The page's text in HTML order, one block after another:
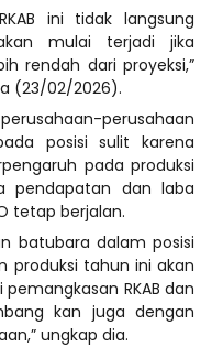
ini tidak langsung
mulai terjadi jika
rendah dari proyeksi,”
(23/02/2026).
perusahaan
posisi sulit karena
pada produksi
pendapatan dan laba
tetap berjalan.
batubara dalam posisi
produksi tahun ini akan
RKAB dan
kan juga dengan
ungkap dia.